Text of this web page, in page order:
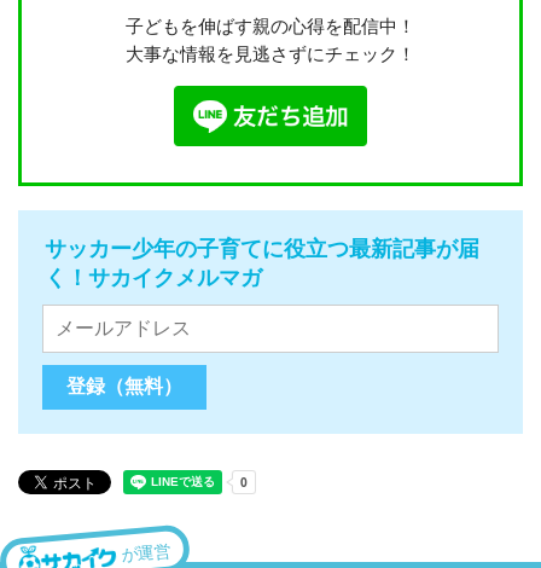
子どもを伸ばす親の心得を配信中！
大事な情報を見逃さずにチェック！
サッカー少年の子育てに役立つ最新記事が届
く！サカイクメルマガ
が運営